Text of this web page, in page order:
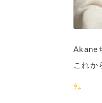
Akane
これか